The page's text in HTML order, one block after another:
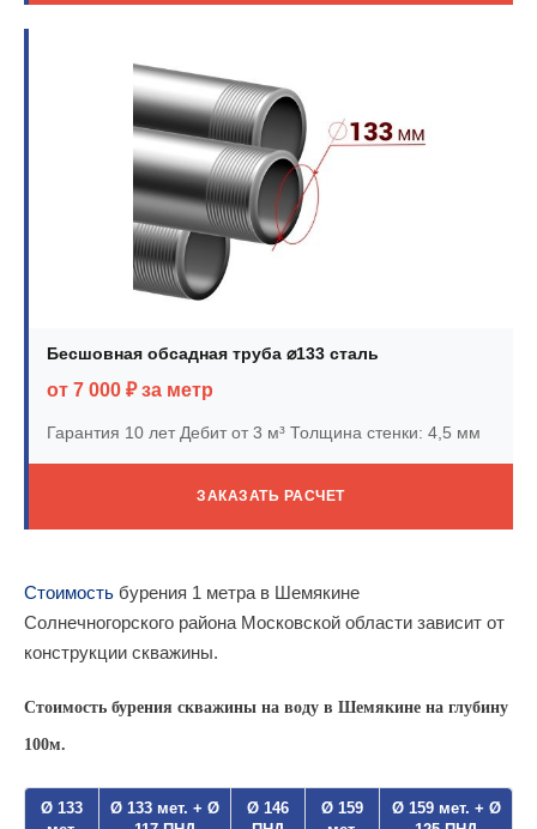
Бесшовная обсадная труба ⌀133 сталь
от 7 000 ₽ за метр
Гарантия 10 летДебит от 3 м³ Толщина стенки: 4,5 мм
ЗАКАЗАТЬ РАСЧЕТ
Стоимость бурения 1 метра в Шемякине
Солнечногорского района Московской области зависит от
конструкции скважины.
Стоимость бурения скважины на воду в Шемякине на глубину
100м.
Ø 133
Ø 133 мет. + Ø
Ø 146
Ø 159
Ø 159 мет. + Ø